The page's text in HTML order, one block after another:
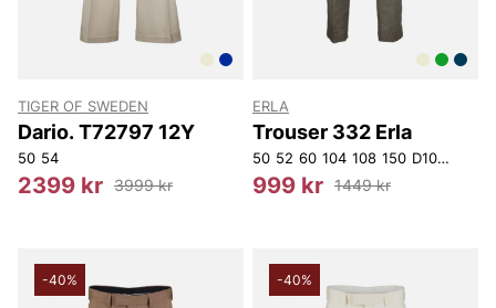
TIGER OF SWEDEN
Dario. T72797 12Y
50 54
2399 kr 3999 kr
ERLA
Trouser 332 Erla
50 52 60 104 108 150 D108
999 kr 1449 kr
-40% -40%